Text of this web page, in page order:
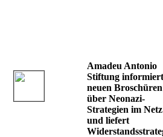
Amadeu Antonio
Stiftung
neuen Broschüren
über Neonazi-
Strategien im Netz
und liefert